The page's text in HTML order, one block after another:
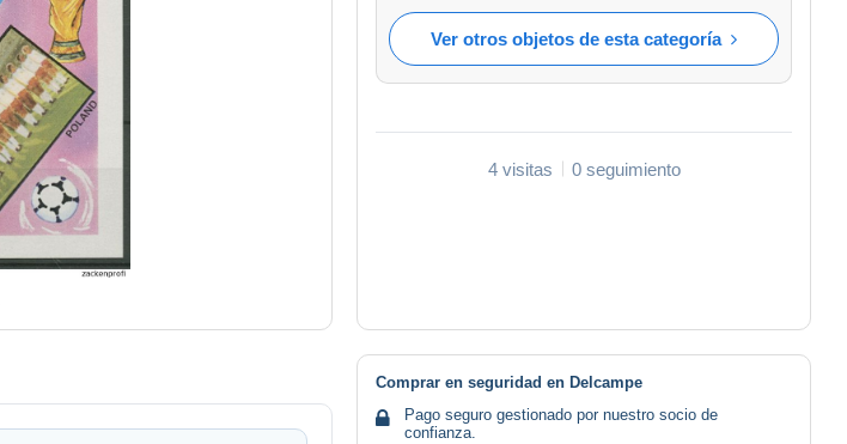
Ver otros objetos de esta categoría
4 visitas 0 seguimiento
Comprar en seguridad en Delcampe
Pago seguro gestionado por nuestro socio de
confianza.